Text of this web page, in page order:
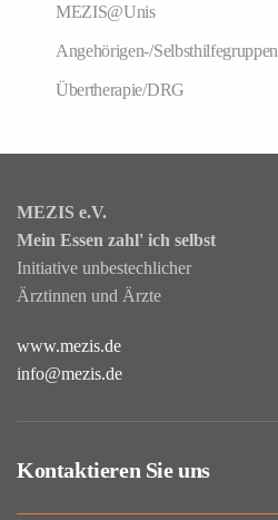
MEZIS@Unis
Angehörigen-/Selbsthilfegruppen
Übertherapie/DRG
MEZIS e.V.
Mein Essen zahl' ich selbst
Initiative unbestechlicher
Ärztinnen und Ärzte
www.mezis.de
info@mezis.de
Kontaktieren Sie uns